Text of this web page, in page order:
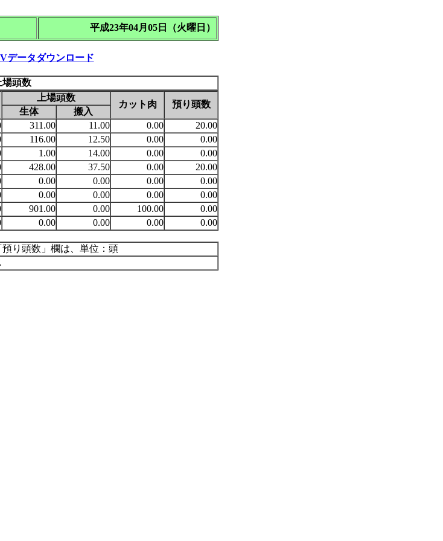
平成23年04月05日（火曜日）
データダウンロード
場頭数
上場頭数
カット肉 預り頭数
生体 搬入
311.00 11.00 0.00
20.00
116.00 12.50 0.00
0.00
1.00 14.00 0.00
0.00
428.00 37.50 0.00
20.00
0.00 0.00 0.00
0.00
0.00 0.00 0.00
0.00
901.00 0.00 100.00
0.00
0.00 0.00 0.00 0.00
預り頭数」欄は、単位：頭